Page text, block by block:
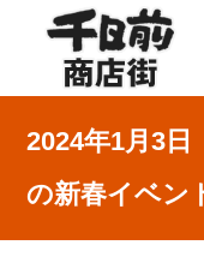
2024年1月3
の新春イベン